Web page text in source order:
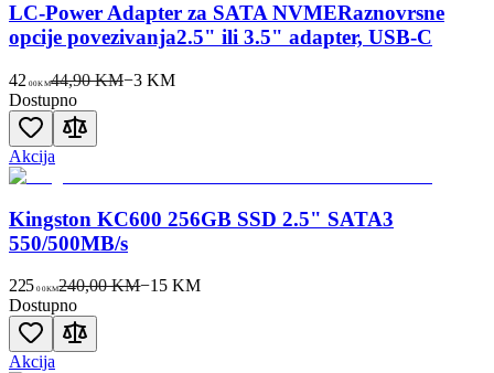
LC-Power Adapter za SATA NVMERaznovrsne
opcije povezivanja2.5" ili 3.5" adapter, USB-C
42 00KM44,90 KM−3KM
Dostupno
Akcija
Kingston KC600 256GB SSD 2.5" SATA3
550/500MB/s
225 00KM240,00 KM−15 KM
Dostupno
Akcija